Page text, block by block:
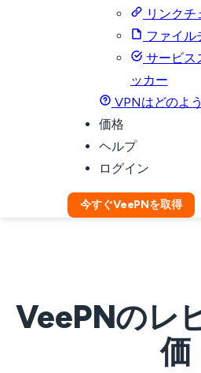
リンクチ
ファイル
サービス
ッカー
VPNはどのよ
価格
ヘルプ
ログイン
今すぐVeePNを取得
VeePNのレ
価